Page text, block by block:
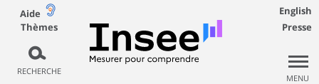
Aide
Thèmes
RECHERCHE
English
Presse
MENU